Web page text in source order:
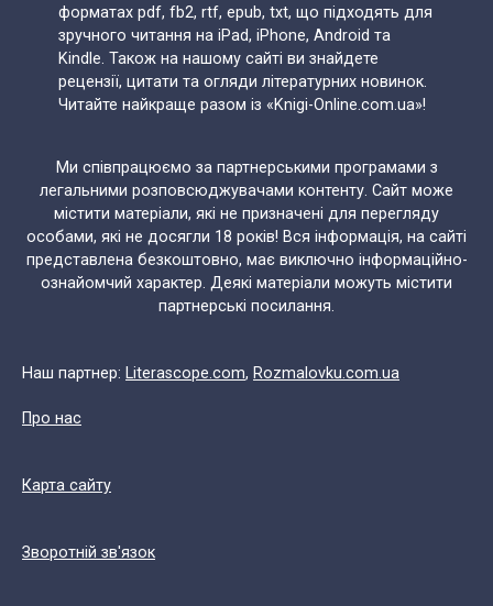
форматах pdf, fb2, rtf, epub, txt, що підходять для
зручного читання на iPad, iPhone, Android та
Kindle. Також на нашому сайті ви знайдете
рецензії, цитати та огляди літературних новинок.
Читайте найкраще разом із «Knigi-Online.com.ua»!
Ми співпрацюємо за партнерськими програмами з
легальними розповсюджувачами контенту. Сайт може
містити матеріали, які не призначені для перегляду
особами, які не досягли 18 років! Вся інформація, на сайті
представлена безкоштовно, має виключно інформаційно-
ознайомчий характер. Деякі матеріали можуть містити
партнерські посилання.
Наш партнер: Literascope.com, Rozmalovku.com.ua
Про нас
Карта сайту
Зворотній зв'язок